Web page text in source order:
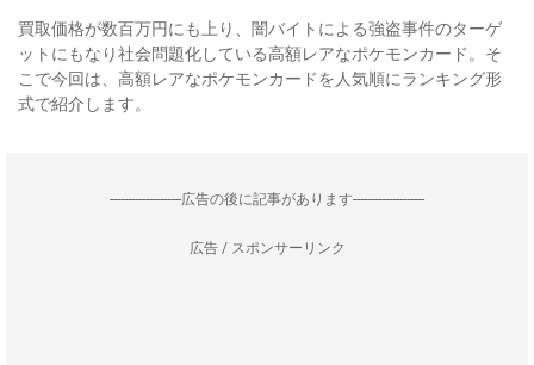
買取価格が数百万円にも上り、闇バイトによる強盗事件のターゲ
ットにもなり社会問題化している高額レアなポケモンカード。そ
こで今回は、高額レアなポケモンカードを人気順にランキング形
式で紹介します。
--------------------広告の後に記事があります--------------------
広告 / スポンサーリンク